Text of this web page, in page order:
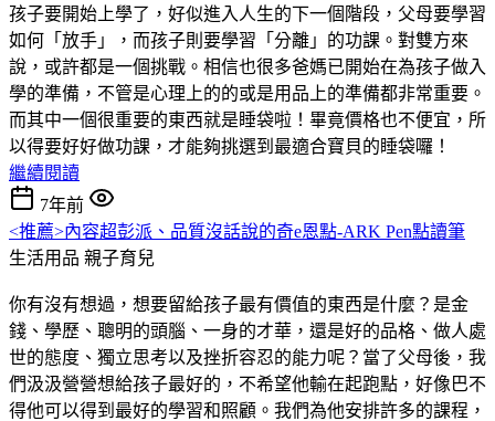
孩子要開始上學了，好似進入人生的下一個階段，父母要學習
如何「放手」，而孩子則要學習「分離」的功課。對雙方來
說，或許都是一個挑戰。相信也很多爸媽已開始在為孩子做入
學的準備，不管是心理上的的或是用品上的準備都非常重要。
而其中一個很重要的東西就是睡袋啦！畢竟價格也不便宜，所
以得要好好做功課，才能夠挑選到最適合寶貝的睡袋囉！
繼續閱讀
7年前
<推薦>內容超彭派、品質沒話說的奇e恩點-ARK Pen點讀筆
生活用品 親子育兒
你有沒有想過，想要留給孩子最有價值的東西是什麼？是金
錢、學歷、聰明的頭腦、一身的才華，還是好的品格、做人處
世的態度、獨立思考以及挫折容忍的能力呢？當了父母後，我
們汲汲營營想給孩子最好的，不希望他輸在起跑點，好像巴不
得他可以得到最好的學習和照顧。我們為他安排許多的課程，